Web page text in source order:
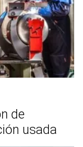
de
usada